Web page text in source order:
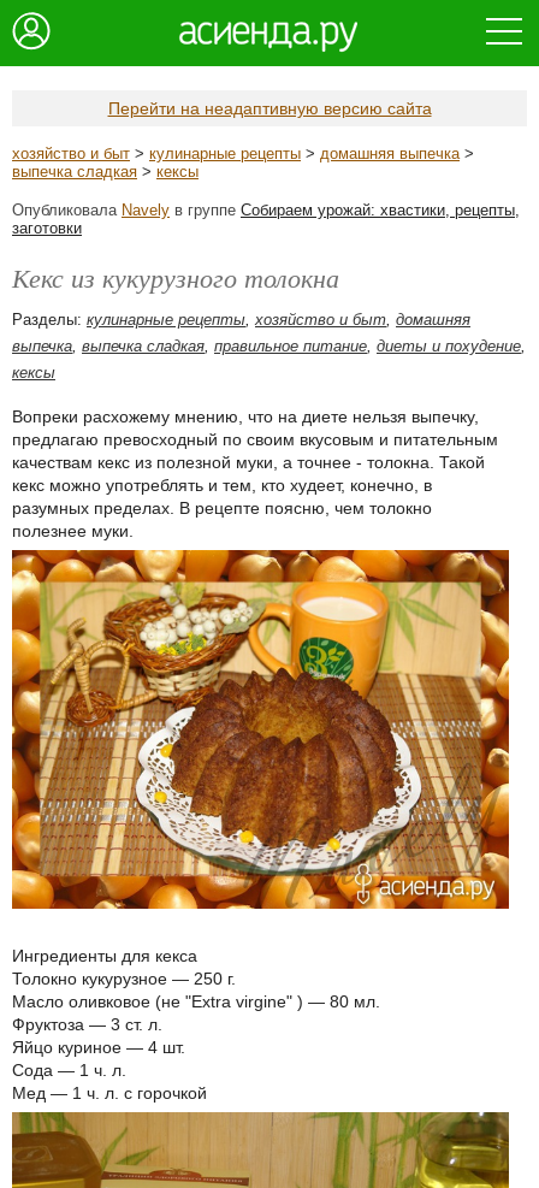
Перейти на неадаптивную версию сайта
хозяйство и быт > кулинарные рецепты > домашняя выпечка>
выпечка сладкая > кексы
Опубликовала Navely в группе Собираем урожай: хвастики, рецепты,
заготовки
Кекс из кукурузного толокна
Разделы: кулинарные рецепты,хозяйство и быт, домашняя
выпечка, выпечка сладкая, правильное питание, диеты и похудение,
кексы
Вопреки расхожему мнению, что на диете нельзя выпечку,
предлагаю превосходный по своим вкусовым и питательным
качествам кекс из полезной муки, а точнее - толокна. Такой
кекс можно употреблять и тем, кто худеет, конечно, в
разумных пределах. В рецепте поясню, чем толокно
полезнее муки.
Ингредиенты для кекса
Толокно кукурузное — 250 г.
Масло оливковое (не "Extra virgine" ) — 80 мл.
Фруктоза — 3 ст. л.
Яйцо куриное — 4 шт.
Сода — 1 ч. л.
Мед — 1 ч. л. с горочкой